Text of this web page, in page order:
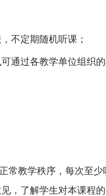
不定期随机听课；
通过各教学单位组织
常教学秩序，每次至
，了解学生对本课程的